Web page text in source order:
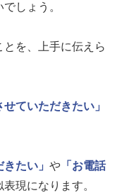
しょう。
を、上手に伝えら
せていただきたい」
たい」 や 「お電話
現になります。